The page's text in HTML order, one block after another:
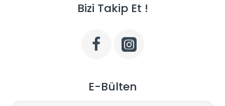
Bizi Takip Et !
E-Bülten